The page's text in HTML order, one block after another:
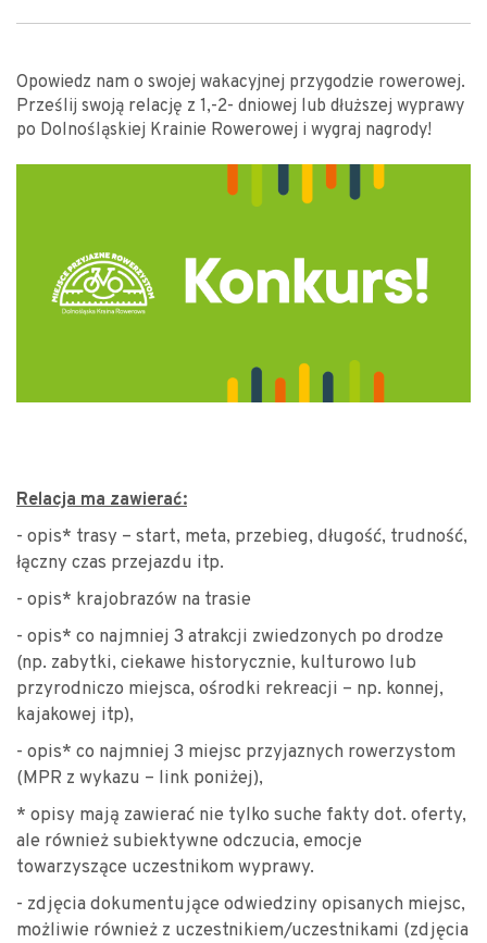
Opowiedz nam o swojej wakacyjnej przygodzie rowerowej.
Prześlij swoją relację z 1,-2- dniowej lub dłuższej wyprawy
po Dolnośląskiej Krainie Rowerowej i wygraj nagrody!
Relacja ma zawierać:
- opis* trasy – start, meta, przebieg, długość, trudność,
łączny czas przejazdu itp.
- opis* krajobrazów na trasie
- opis* co najmniej 3 atrakcji zwiedzonych po drodze
(np. zabytki, ciekawe historycznie, kulturowo lub
przyrodniczo miejsca, ośrodki rekreacji – np. konnej,
kajakowej itp),
- opis* co najmniej 3 miejsc przyjaznych rowerzystom
(MPR z wykazu – link poniżej),
* opisy mają zawierać nie tylko suche fakty dot. oferty,
ale również subiektywne odczucia, emocje
towarzyszące uczestnikom wyprawy.
- zdjęcia dokumentujące odwiedziny opisanych miejsc,
możliwie również z uczestnikiem/uczestnikami (zdjęcia